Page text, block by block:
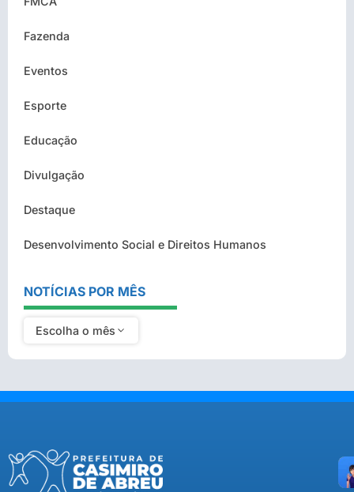
Fazenda
Eventos
Esporte
Educação
Divulgação
Destaque
Desenvolvimento Social e Direitos Humanos
NOTÍCIAS POR MÊS
Escolha o mês